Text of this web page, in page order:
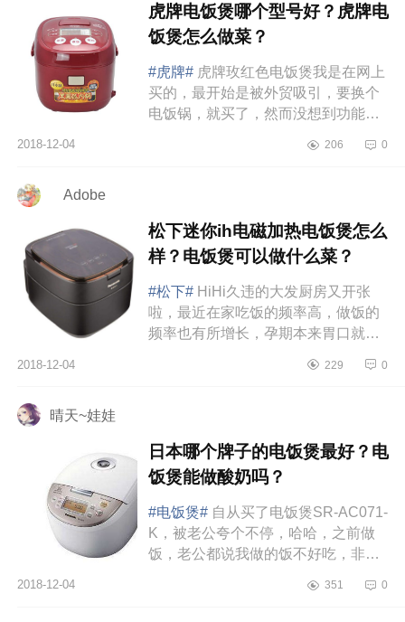
虎牌电饭煲哪个型号好？虎牌电
饭煲怎么做菜？
#虎牌# 虎牌玫红色电饭煲我是在网上
买的，最开始是被外贸吸引，要换个
电饭锅，就买了，然而没想到功能强
大米杯数，注水至相应的水位线...
2018-12-04 206 0
Adobe
松下迷你ih电磁加热电饭煲怎么
样？电饭煲可以做什么菜？
#松下# HiHi久违的大发厨房又开张
啦，最近在家吃饭的频率高，做饭的
频率也有所增长，孕期本来胃口就不
法适应了，周末在家变着花样满足...
2018-12-04 229 0
晴天~娃娃
日本哪个牌子的电饭煲最好？电
饭煲能做酸奶吗？
#电饭煲# 自从买了电饭煲SR-AC071-
K，被老公夸个不停，哈哈，之前做
饭，老公都说我做的饭不好吃，非常
好吃的电饭煲，真的整个生活都变
2018-12-04 351 0